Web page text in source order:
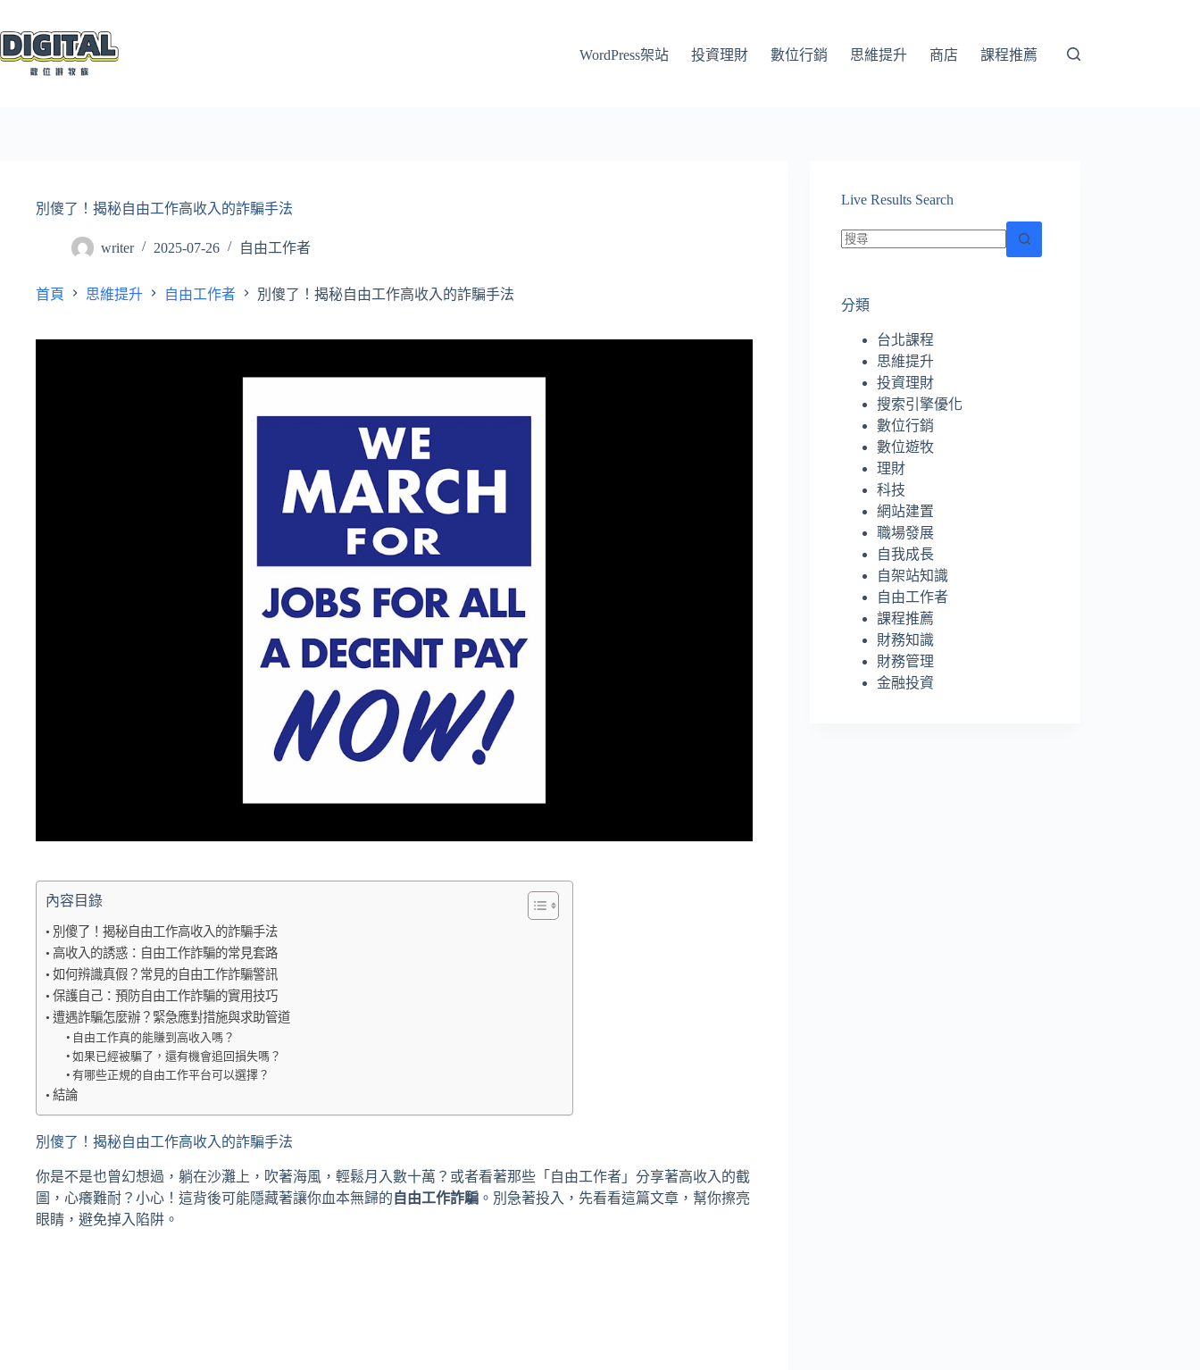
至
主
WordPress架站 投資理財 數位行銷 思維提升 商店 課程推薦
別傻了！揭秘自由工作高收入的詐騙手法
writer 2025-07-26 自由工作者
首頁 思維提升 自由工作者 別傻了！揭秘自由工作高收入的詐騙手法
內容目錄
別傻了！揭秘自由工作高收入的詐騙手法
高收入的誘惑：自由工作詐騙的常見套路
如何辨識真假？常見的自由工作詐騙警訊
保護自己：預防自由工作詐騙的實用技巧
遭遇詐騙怎麼辦？緊急應對措施與求助管道
自由工作真的能賺到高收入嗎？
如果已經被騙了，還有機會追回損失嗎？
有哪些正規的自由工作平台可以選擇？
結論
別傻了！揭秘自由工作高收入的詐騙手法
你是不是也曾幻想過，躺在沙灘上，吹著海風，輕鬆月入數十萬？或者看著那些「自由工作者」分享著高收入的截
圖，心癢難耐？小心！這背後可能隱藏著讓你血本無歸的 自由工作詐騙 。別急著投入，先看看這篇文章，幫你擦亮
眼睛，避免掉入陷阱。
Live Results Search
到
分類
台北課程
思維提升
投資理財
搜索引擎優化
數位行銷
數位遊牧
理財
科技
網站建置
職場發展
自我成長
自架站知識
自由工作者
課程推薦
財務知識
財務管理
金融投資